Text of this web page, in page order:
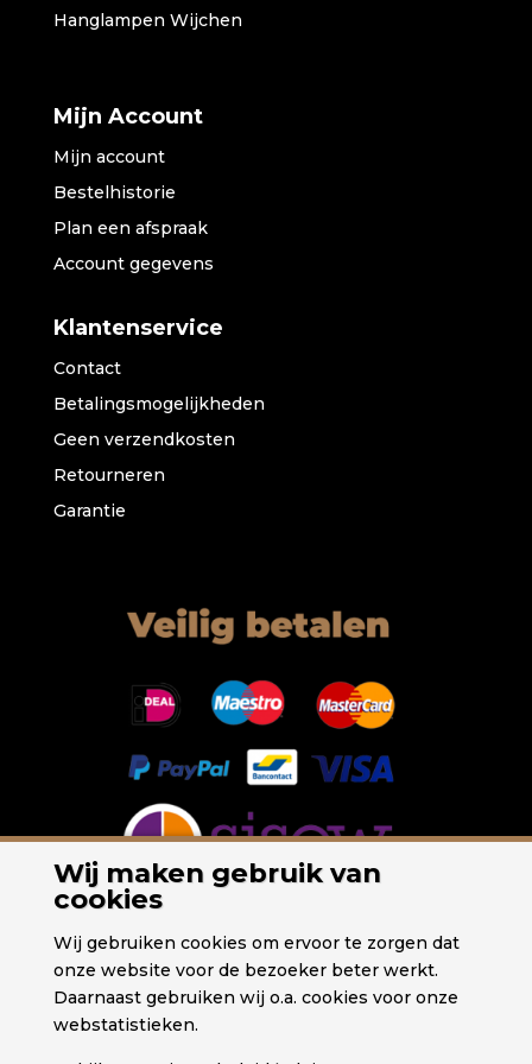
Hanglampen Wijchen
Mijn Account
Mijn account
Bestelhistorie
Plan een afspraak
Account gegevens
Klantenservice
Contact
Betalingsmogelijkheden
Geen verzendkosten
Retourneren
Garantie
Wij maken gebruik van
cookies
Wij gebruiken cookies om ervoor te zorgen dat
onze website voor de bezoeker beter werkt.
Daarnaast gebruiken wij o.a. cookies voor onze
webstatistieken.